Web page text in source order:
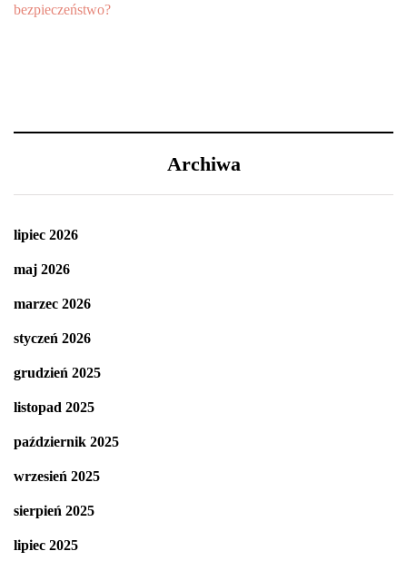
Archiwa
lipiec 2026
maj 2026
marzec 2026
styczeń 2026
grudzień 2025
listopad 2025
październik 2025
wrzesień 2025
sierpień 2025
lipiec 2025